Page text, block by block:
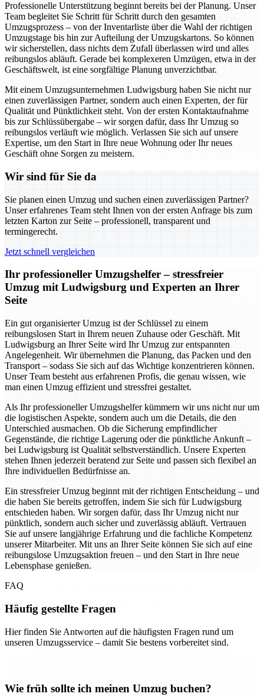
Professionelle Unterstützung beginnt bereits bei der Planung. Unser
Team begleitet Sie Schritt für Schritt durch den gesamten
Umzugsprozess – von der Inventarliste über die Wahl der richtigen
Umzugstage bis hin zur Aufteilung der Umzugskartons. So können
wir sicherstellen, dass nichts dem Zufall überlassen wird und alles
reibungslos abläuft. Gerade bei komplexeren Umzügen, etwa in der
Geschäftswelt, ist eine sorgfältige Planung unverzichtbar.
Mit einem Umzugsunternehmen Ludwigsburg haben Sie nicht nur
einen zuverlässigen Partner, sondern auch einen Experten, der für
Qualität und Pünktlichkeit steht. Von der ersten Kontaktaufnahme
bis zur Schlüssübergabe – wir sorgen dafür, dass Ihr Umzug so
reibungslos verläuft wie möglich. Verlassen Sie sich auf unsere
Expertise, um den Start in Ihre neue Wohnung oder Ihr neues
Geschäft ohne Sorgen zu meistern.
Wir sind für Sie da
Sie planen einen Umzug und suchen einen zuverlässigen Partner?
Unser erfahrenes Team steht Ihnen von der ersten Anfrage bis zum
letzten Karton zur Seite – professionell, transparent und
termingerecht.
Jetzt schnell vergleichen
Ihr professioneller Umzugshelfer – stressfreier
Umzug mit Ludwigsburg und Experten an Ihrer
Seite
Ein gut organisierter Umzug ist der Schlüssel zu einem
reibungslosen Start in Ihrem neuen Zuhause oder Geschäft. Mit
Ludwigsburg an Ihrer Seite wird Ihr Umzug zur entspannten
Angelegenheit. Wir übernehmen die Planung, das Packen und den
Transport – sodass Sie sich auf das Wichtige konzentrieren können.
Unser Team besteht aus erfahrenen Profis, die genau wissen, wie
man einen Umzug effizient und stressfrei gestaltet.
Als Ihr professioneller Umzugshelfer kümmern wir uns nicht nur um
die logistischen Aspekte, sondern auch um die Details, die den
Unterschied ausmachen. Ob die Sicherung empfindlicher
Gegenstände, die richtige Lagerung oder die pünktliche Ankunft –
bei Ludwigsburg ist Qualität selbstverständlich. Unsere Experten
stehen Ihnen jederzeit beratend zur Seite und passen sich flexibel an
Ihre individuellen Bedürfnisse an.
Ein stressfreier Umzug beginnt mit der richtigen Entscheidung – und
die haben Sie bereits getroffen, indem Sie sich für Ludwigsburg
entschieden haben. Wir sorgen dafür, dass Ihr Umzug nicht nur
pünktlich, sondern auch sicher und zuverlässig abläuft. Vertrauen
Sie auf unsere langjährige Erfahrung und die fachliche Kompetenz
unserer Mitarbeiter. Mit uns an Ihrer Seite können Sie sich auf eine
reibungslose Umzugsaktion freuen – und den Start in Ihre neue
Lebensphase genießen.
FAQ
Häufig gestellte Fragen
Hier finden Sie Antworten auf die häufigsten Fragen rund um
unseren Umzugsservice – damit Sie bestens vorbereitet sind.
Wie früh sollte ich meinen Umzug buchen?